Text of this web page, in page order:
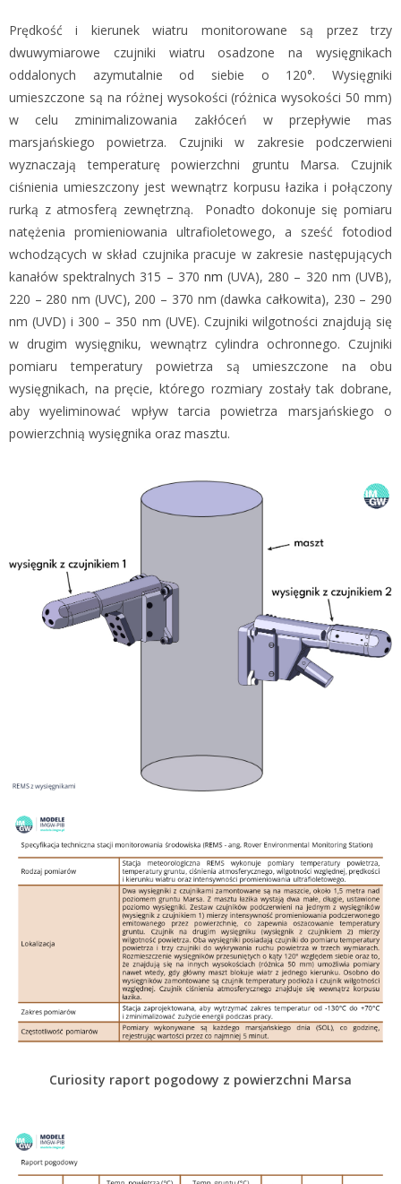
Prędkość i kierunek wiatru monitorowane są przez trzy
dwuwymiarowe czujniki wiatru osadzone na wysięgnikach
oddalonych azymutalnie od siebie o 120°. Wysięgniki
umieszczone są na różnej wysokości (różnica wysokości 50 mm)
w celu zminimalizowania zakłóceń w przepływie mas
marsjańskiego powietrza. Czujniki w zakresie podczerwieni
wyznaczają temperaturę powierzchni gruntu Marsa. Czujnik
ciśnienia umieszczony jest wewnątrz korpusu łazika i połączony
rurką z atmosferą zewnętrzną. Ponadto dokonuje się pomiaru
natężenia promieniowania ultrafioletowego, a sześć fotodiod
wchodzących w skład czujnika pracuje w zakresie następujących
kanałów spektralnych 315 – 370 nm (UVA), 280 – 320 nm (UVB),
220 – 280 nm (UVC), 200 – 370 nm (dawka całkowita), 230 – 290
nm (UVD) i 300 – 350 nm (UVE). Czujniki wilgotności znajdują się
w drugim wysięgniku, wewnątrz cylindra ochronnego. Czujniki
pomiaru temperatury powietrza są umieszczone na obu
wysięgnikach, na pręcie, którego rozmiary zostały tak dobrane,
aby wyeliminować wpływ tarcia powietrza marsjańskiego o
powierzchnią wysięgnika oraz masztu.
Curiosity raport pogodowy z powierzchni Marsa